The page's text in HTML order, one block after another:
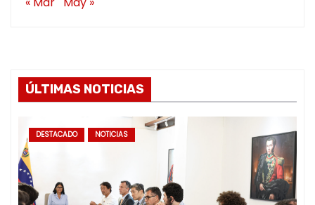
ÚLTIMAS NOTICIAS
DESTACADO NOTICIAS